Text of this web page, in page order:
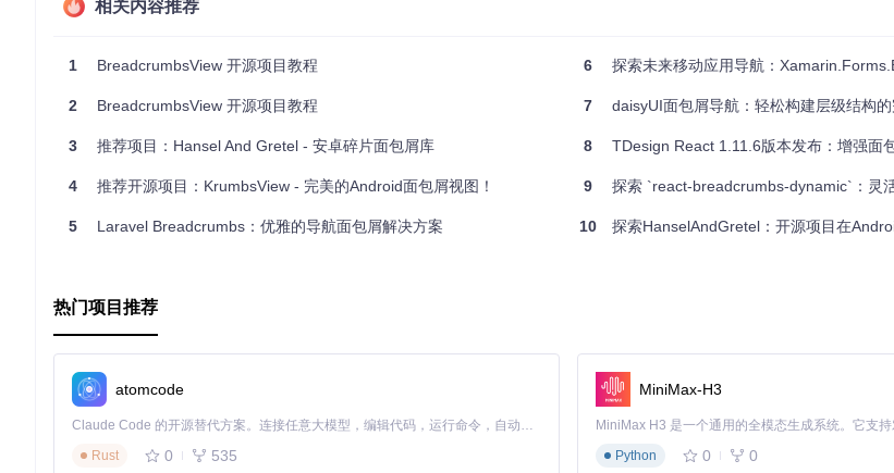
事件处理- 内置事件监听器，方便捕获用户交互事件，便于业务逻辑处理。
总的来说，BreadcrumbsView是一个高效实用的导航解决方案，能够为你的Android应用增添一份专业感。无论是大型项目还
中文说明
相关内容推荐
1 BreadcrumbsView 开源项目教程
2 BreadcrumbsView 开源项目教程
3 推荐项目：Hansel And Gretel - 安卓碎片面包屑库
4 推荐开源项目：KrumbsView - 完美的Android面包屑视图！
5 Laravel Breadcrumbs：优雅的导航面包屑解决方案
6 探索未来移动应用导航：
7 daisyUI面包屑导航：轻松构建层级结构
8 TDesign React 1.11.6版本发布：增强面
9 探索 `react-breadcrumbs-dynamic`：灵活易用
10 探索HanselAndGretel：开源项目在
热门项目推荐
atomcode
Claude Code 的开源替代方案。连接任意大模型，编辑代码，运行命令，自动验证 — 全自动执行。用 Rust 构建，极致性能。 ｜ An open-source alternative to Claude Code. Connect any LLM, edit code, run commands, and verify changes — autonomously. Built in Rust for speed. Get Started
Rust
0 535
MiniMax-H3
Python
0 0